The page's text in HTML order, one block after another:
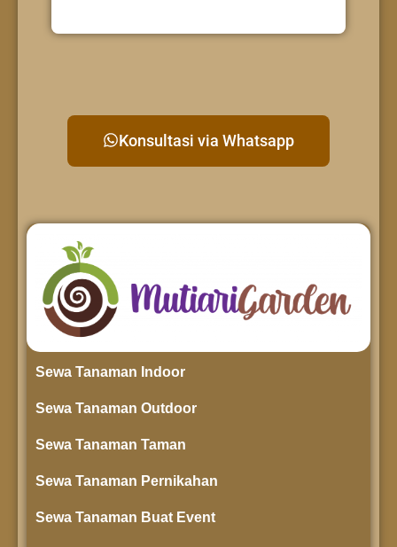
Konsultasi via Whatsapp
Sewa Tanaman Indoor
Sewa Tanaman Outdoor
Sewa Tanaman Taman
Sewa Tanaman Pernikahan
Sewa Tanaman Buat Event